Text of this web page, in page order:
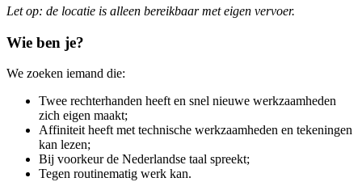
Let op: de locatie is alleen bereikbaar met eigen vervoer.
Wie ben je?
We zoeken iemand die:
Twee rechterhanden heeft en snel nieuwe werkzaamheden
zich eigen maakt;
Affiniteit heeft met technische werkzaamheden en tekeningen
kan lezen;
Bij voorkeur de Nederlandse taal spreekt;
Tegen routinematig werk kan.